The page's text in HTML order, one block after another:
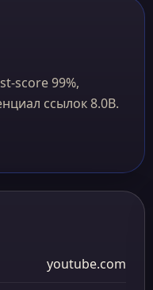
score 99%,
ссылок 8.0B.
youtube.com